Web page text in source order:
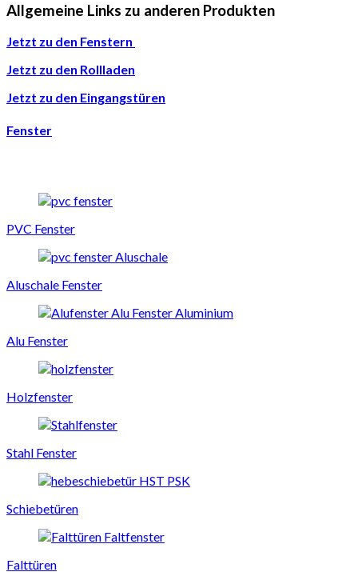
Allgemeine Links zu anderen Produkten
Jetzt zu den Fenstern
Jetzt zu den Rollladen
Jetzt zu den Eingangstüren
Fenster
PVC Fenster
Aluschale Fenster
Alu Fenster
Holzfenster
Stahl Fenster
Schiebetüren
Falttüren